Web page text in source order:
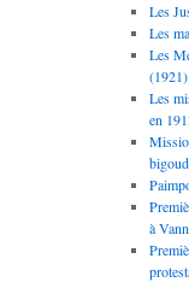
Les
Les
Les
(1921)
Les
en
à